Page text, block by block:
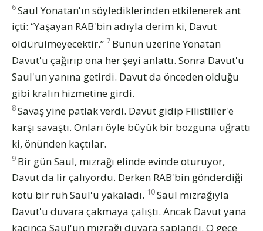
6Saul Yonatan'ın söylediklerinden etkilenerek ant
içti: “Yaşayan RAB'bin adıyla derim ki, Davut
öldürülmeyecektir.” 7 Bunun üzerine Yonatan
Davut'u çağırıp ona her şeyi anlattı. Sonra Davut'u
Saul'un yanına getirdi. Davut da önceden olduğu
gibi kralın hizmetine girdi.
8Savaş yine patlak verdi. Davut gidip Filistliler'e
karşı savaştı. Onları öyle büyük bir bozguna uğrattı
ki, önünden kaçtılar.
9 Bir gün Saul, mızrağı elinde evinde oturuyor,
Davut da lir çalıyordu. Derken RAB'bin gönderdiği
kötü bir ruh Saul'u yakaladı. 10Saul mızrağıyla
Davut'u duvara çakmaya çalıştı. Ancak Davut yana
kaçınca Saul'un mızrağı duvara saplandı. O gece